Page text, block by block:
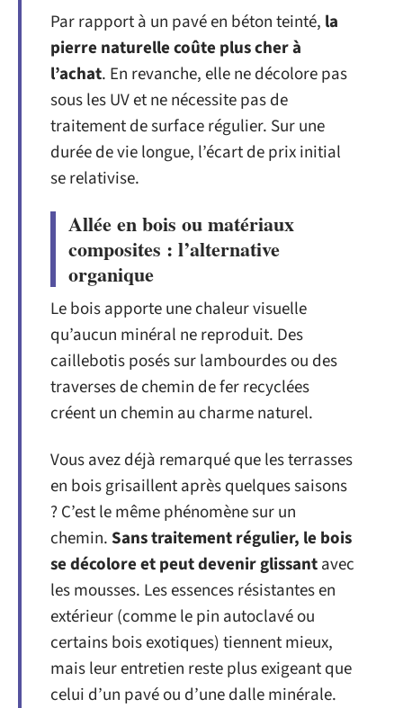
Par rapport à un pavé en béton teinté, la
pierre naturelle coûte plus cher à
l’achat. En revanche, elle ne décolore pas
sous les UV et ne nécessite pas de
traitement de surface régulier. Sur une
durée de vie longue, l’écart de prix initial
se relativise.
Allée en bois ou matériaux
composites : l’alternative
organique
Le bois apporte une chaleur visuelle
qu’aucun minéral ne reproduit. Des
caillebotis posés sur lambourdes ou des
traverses de chemin de fer recyclées
créent un chemin au charme naturel.
Vous avez déjà remarqué que les terrasses
en bois grisaillent après quelques saisons
? C’est le même phénomène sur un
chemin.Sans traitement régulier, le bois
se décolore et peut devenir glissantavec
les mousses. Les essences résistantes en
extérieur (comme le pin autoclavé ou
certains bois exotiques) tiennent mieux,
mais leur entretien reste plus exigeant que
celui d’un pavé ou d’une dalle minérale.